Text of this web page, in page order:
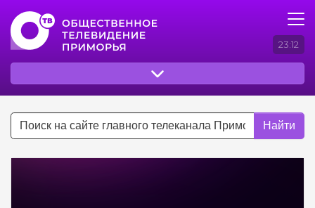
23:12
Найти